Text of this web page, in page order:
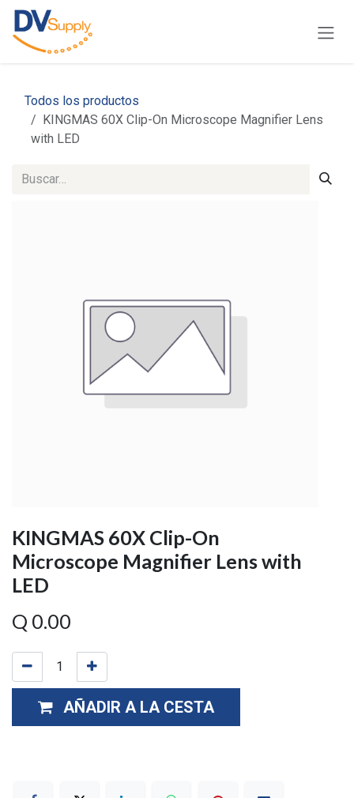
Ir al contenido
Todos los productos
KINGMAS 60X Clip-On Microscope Magnifier Lens
with LED
KINGMAS 60X Clip-On
Microscope Magnifier Lens with
LED
Q 0.00
AÑADIR A LA CESTA